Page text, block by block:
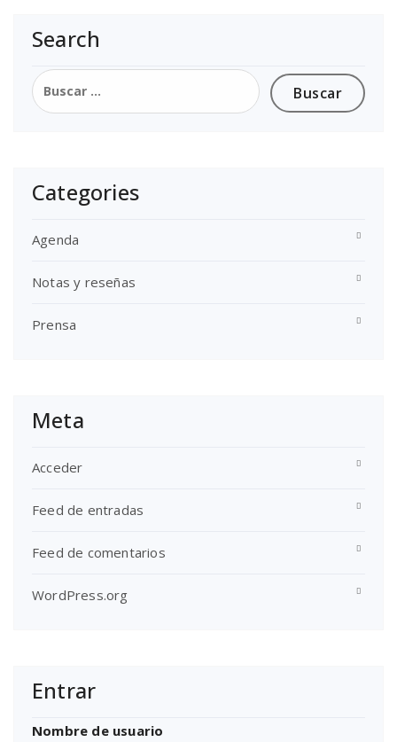
Search
Buscar:
Categories
Agenda
Notas y reseñas
Prensa
Meta
Acceder
Feed de entradas
Feed de comentarios
WordPress.org
Entrar
Nombre de usuario